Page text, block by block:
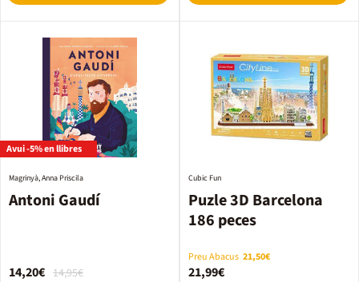
Avui -5% en llibres
Antoni Gaudí
Magrinyà, Anna Priscila
14,95€
14,20€
Puzle 3D Barcelona
186 peces
Cubic Fun
Preu Abacus 21,50€
21,99€